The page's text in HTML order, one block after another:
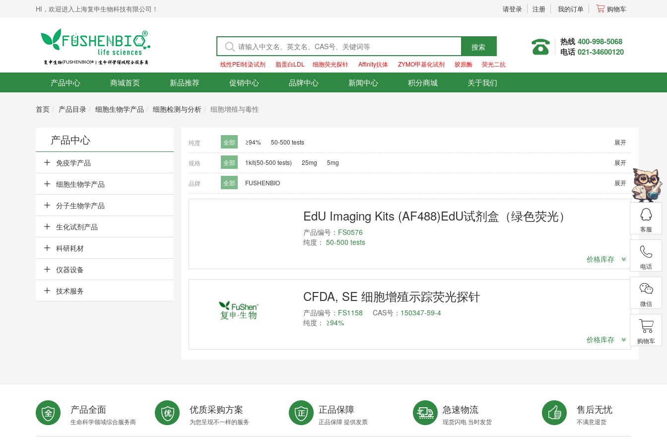
HI，欢迎进入上海复申生物科技有限公司！ 请登录 注册 我的订单 购物车
搜索
线性PEI转染试剂 脂蛋白LDL 细胞荧光探针 Affinity抗体 ZYMO甲基化试剂 胶原酶 荧光二抗
热线
电话
400-998-5068
021-34600120
产品中心 商城首页 新品推荐 促销中心 品牌中心 新闻中心 积分商城 关于我们
首页 产品目录 细胞生物学产品 细胞检测与分析 细胞增殖与毒性
产品中心
免疫学产品
细胞生物学产品
分子生物学产品
生化试剂产品
科研耗材
仪器设备
技术服务
纯度 全部 展开
≥94% 50-500 tests
规格 全部 展开
1kit(50-500 tests) 25mg 5mg
品牌 全部 展开
FUSHENBIO
EdU Imaging Kits (AF488)EdU试剂盒（绿色荧光）
产品编号： FS0576
纯度： 50-500 tests
价格库存
CFDA, SE 细胞增殖示踪荧光探针
产品编号： FS1158 CAS号： 150347-59-4
纯度： ≥94%
价格库存
产品全面
生命科学领域综合服务商
优质采购方案
为您呈现不一样的服务
正品保障
正品保障 提供发票
急速物流
现货闪电 当时发货
售后无忧
不满意退货
客服
电话
微信
购物车